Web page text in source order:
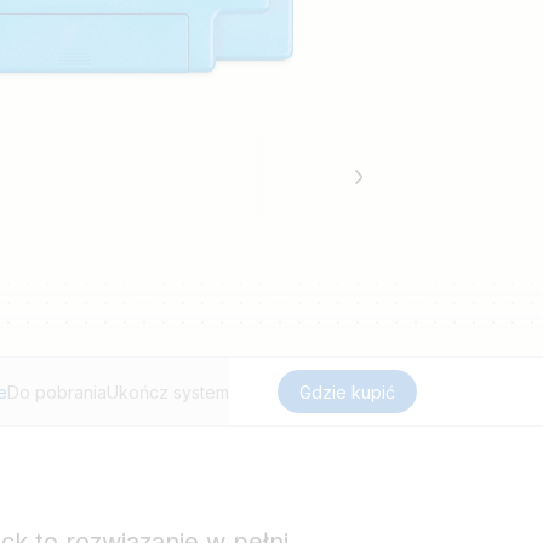
Do pobraniaUkończ system Gdzie kupić